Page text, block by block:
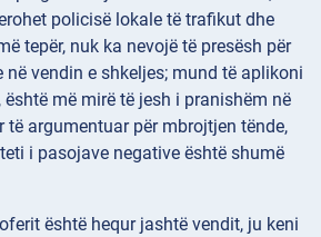
policisë lokale të trafikut dhe
tepër, nuk ka nevojë të presësh për
në vendin e shkeljes; mund të aplikoni
më mirë të jesh i pranishëm në
të argumentuar për mbrojtjen tënde,
i pasojave negative është shumë
është hequr jashtë vendit, ju keni